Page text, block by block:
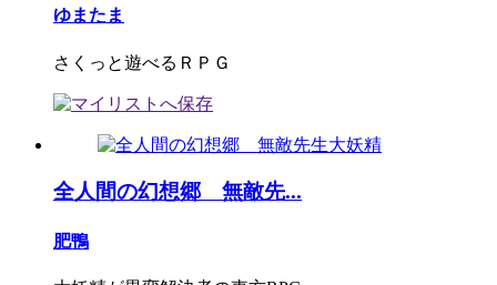
ゆまたま
さくっと遊べるＲＰＧ
全人間の幻想郷 無敵先...
肥鴨